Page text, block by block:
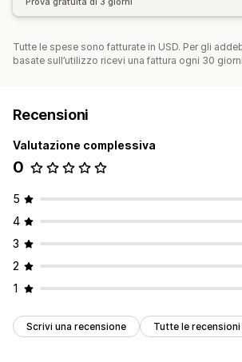
Tutte le spese sono fatturate in USD. Per gli
basate sull’utilizzo ricevi una fattura ogni 30
Recensioni
Valutazione complessiva
0
5
4
3
2
1
Scrivi una recensione Tutte le recensioni